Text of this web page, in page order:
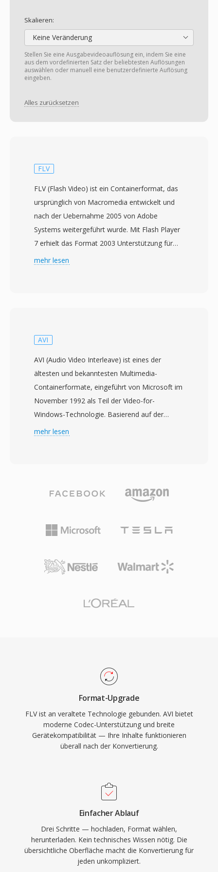
Skalieren:
Keine Veränderung
Stellen Sie eine Ausgabevideoauflösung ein, indem Sie eine
aus dem vordefinierten Satz der beliebtesten Auflösungen
auswählen oder manuell eine benutzerdefinierte Auflösung
eingeben.
Alles zurücksetzen
FLV
FLV (Flash Video) ist ein Containerformat, das
ursprünglich von Macromedia entwickelt und
nach der Uebernahme 2005 von Adobe
Systems weitergeführt wurde. Mit Flash Player
7 erhielt das Format 2003 Unterstützung für
eigenständige Wiedergabe und wurde rasch
Sorenson-Spark- oder VP6-Codec, zusammen
leichtgewichtigen proprietären Container, der
grösste Stärke von FLV war die Fähigkeit,
verschiedene Betriebssysteme und Browser
hinweg durch das allgegenwärtige Flash Player-
beginnen mit einem kompakten Header,
gefolgt von getaggten Datenpaketen — eine
progressiven Download ermöglicht. Der
mit Cü-Punkten für interaktive Features wie
Kapitelnavigation und zeitgesteürte Ereignisse.
unzuverlässigen Nischenerlebnis in ein
Bereitstellung ersetzt haben, befinden sich FLV-
Dateien nach wie vor in unzähligen Archiven
und Legacy-Systemen.
mehr lesen
AVI
AVI (Audio Video Interleave) ist eines der
ältesten und bekanntesten Multimedia-
Containerformate, eingeführt von Microsoft im
November 1992 als Teil der Video-for-
Windows-Technologie. Basierend auf der
Resource Interchange File Format (RIFF)-
ist Codec-agnostisch, d.h. es kann Video mit
frühem Cinepak und Indeo bis hin zu
modernem DivX, Xvid und H.264. Diese
in den 1990er und 2000er Jahren bei. Eine
auf Binär-Ebene vergleichsweise einfach
ermöglicht. Die ursprüngliche Spezifikation hat
jedoch Einschränkungen, darunter eine 2-GB-
Dateigrössengrenze in älteren
Implementierungen und keine native
Unterstützung für variable Bildraten oder
fortgeschrittene Untertitelformate. Die
erlauben, die ursprüngliche Grenze zu
überschreiten. Trotz seines jahrzehntealten
Alters bleibt AVI eines der am universellsten
anerkannten Multimediaformate und wird von
Mediaplayern und Bearbeitungstools auf allen
gängigen Betriebssystemen weiterhin breit
mehr lesen
Format-Upgrade
FLV ist an veraltete Technologie gebunden. AVI bietet
moderne Codec-Unterstützung und breite
Gerätekompatibilität — Ihre Inhalte funktionieren
überall nach der Konvertierung.
Einfacher Ablauf
Drei Schritte — hochladen, Format wählen,
herunterladen. Kein technisches Wissen nötig. Die
übersichtliche Oberfläche macht die Konvertierung für
jeden unkompliziert.